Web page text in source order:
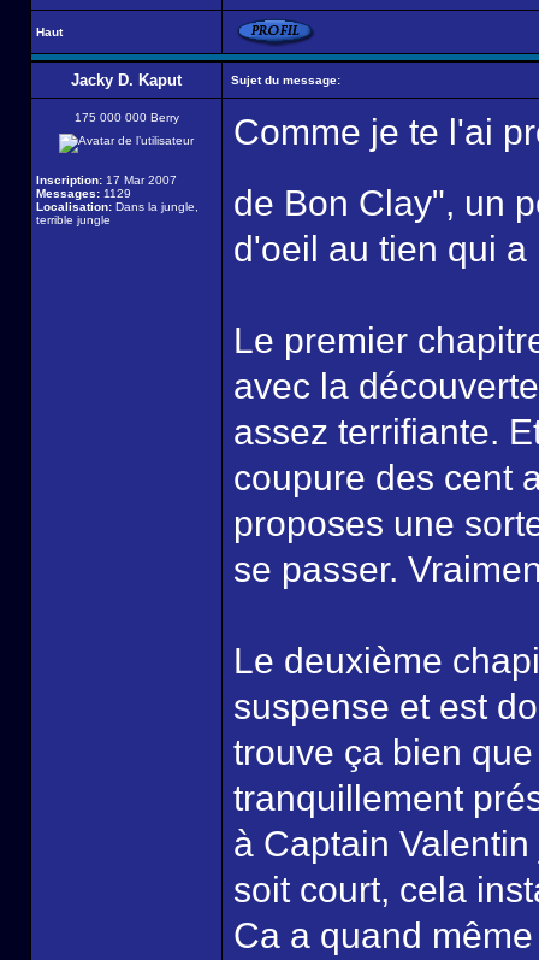
Haut
Jacky D. Kaput Sujet du message:
175 000 000 Berry
Inscription: 17 Mar 2007
Messages: 1129
Localisation: Dans la jungle,
terrible jungle
Comme je te l'ai
de Bon Clay", un
d'oeil au tien qui a
Le premier
avec la
assez terrifiante.
coupure des cent
proposes une
se passer.
Le deuxième
suspense et est
trouve ça bien
tranquillement
à Captain
soit court, cela
Ca a quand